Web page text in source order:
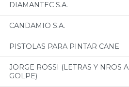
DIAMANTEC S.A.
CANDAMIO S.A.
PISTOLAS PARA PINTAR CANE
JORGE ROSSI (LETRAS Y NROS A
GOLPE)